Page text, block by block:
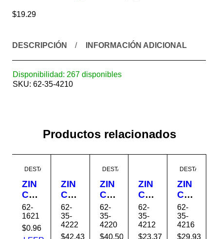
$19.29
DESCRIPCIÓN INFORMACIÓN ADICIONAL
Disponibilidad: 267 disponibles
SKU: 62-35-4210
Productos relacionados
DESTACADO
ZIN
C
LIS
O
K-
62-
1621
$0.96
ZIN
C
CO
RR
UG
62-
35-
4222
$42.43
DESTACADO
ZIN
C
CO
RR
UG
62-
35-
4220
$40.50
ZIN
C
CO
RR
UG
62-
35-
4212
$23.37
DESTACADO
ZIN
C
CO
RR
UG
62-
35-
4216
$29.93